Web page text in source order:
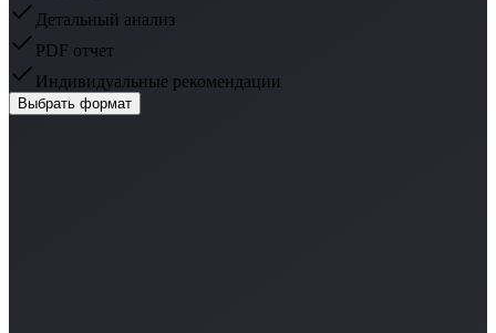
Детальный анализ
PDF отчет
Индивидуальные рекомендации
Выбрать формат